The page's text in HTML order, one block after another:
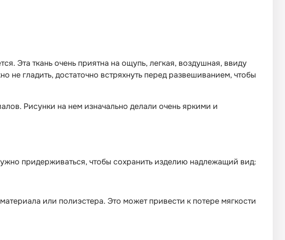
Эта ткань очень приятна на ощупь, легкая, воздушная, ввиду
не гладить, достаточно встряхнуть перед развешиванием, чтобы
Рисунки на нем изначально делали очень яркими и
придерживаться, чтобы сохранить изделию надлежащий вид:
или полиэстера. Это может привести к потере мягкости